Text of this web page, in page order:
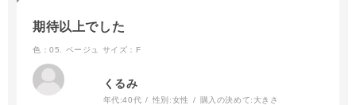
期待以上でした
色：05. ベージュ サイズ：F
くるみ
年代:40代 性別:女性 購入の決めて: 大きさ